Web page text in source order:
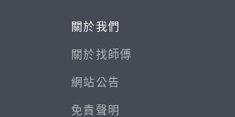
關於我們
關於找師傅
網站公告
免責聲明